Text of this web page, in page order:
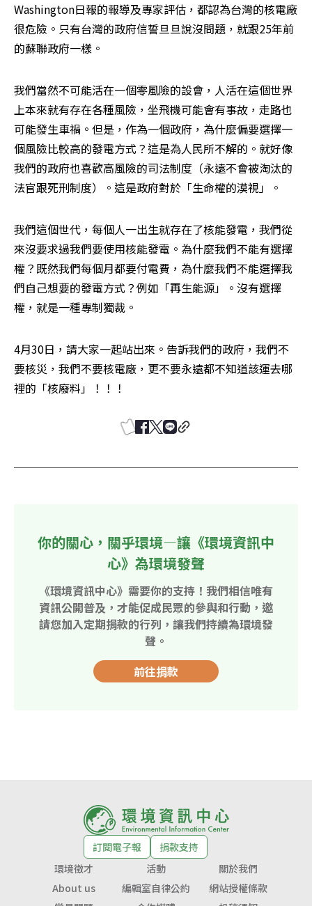
Washington日報的報導及專家評估，都認為台灣的核電廠
很危險。只有台灣的政府信誓旦旦說沒問題，就跟25年前
的蘇聯政府一樣。
我們當然不可能活在一個零風險的設會，人活在這個世界
上本來就有存在各種風險，坐飛機可能會有事故，走路也
可能發生車禍。但是，作為一個政府，為什麼偏要選擇一
個風險比較高的發電方式？這是為人民所不解的。就好像
我們的政府也喜歡高風險的司法制度（永遠不會被淘汰的
法官跟死刑制度）。這是政府對於「生命權的漠視」。
我們這個世代，每個人一出生就存在了核能發電，我們從
來沒要求過我們要使用核能發電。為什麼我們不能有選擇
權？既然我們每個月都要付電費，為什麼我們不能選擇我
們自己想要的發電方式？例如「再生能源」。沒有選擇
權，就是一種專制獨裁。
4月30日，請大家一起站出來。告訴我們的政府，我們不
要核災，我們不要核電廠，更不要永遠都不知道該運去哪
裡的「核廢料」！！！
你的關心，關乎環境—讓《環境資訊中
心》為環境發聲
《環境資訊中心》需要你的支持！我們相信唯有
資訊公開普及，才能促成民眾的參與和行動，邀
請您加入定期捐款的行列，讓我們持續為環境發
聲。
前往捐款
訂閱電子報
捐款支持
環境徵才
活動
關於我們
About us
編輯室自律公約
網站授權條款